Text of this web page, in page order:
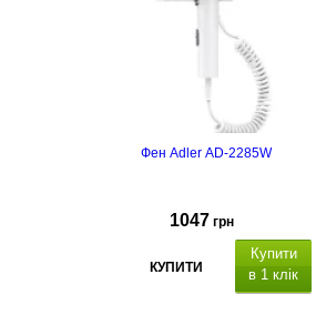
Фен Adler AD-2285W
1047 грн
КУПИТИ
Купити
в 1 клік